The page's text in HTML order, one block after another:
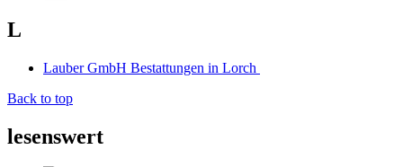
L
Lauber GmbH Bestattungen in Lorch
Back to top
lesenswert